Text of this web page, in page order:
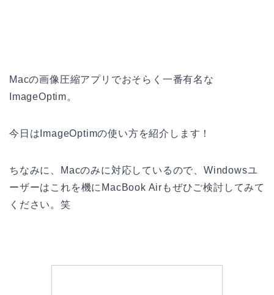
Macの画像圧縮アプリでおそらく一番有名な
ImageOptim。
今日はImageOptimの使い方を紹介します！
ちなみに、Macのみに対応しているので、Windowsユ
ーザーはこれを機にMacBook Airもぜひご検討してみて
ください。笑